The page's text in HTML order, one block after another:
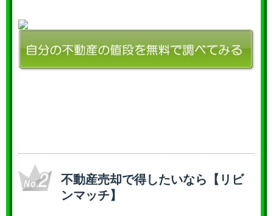
不動産売却で得したいなら【リビ
ンマッチ】